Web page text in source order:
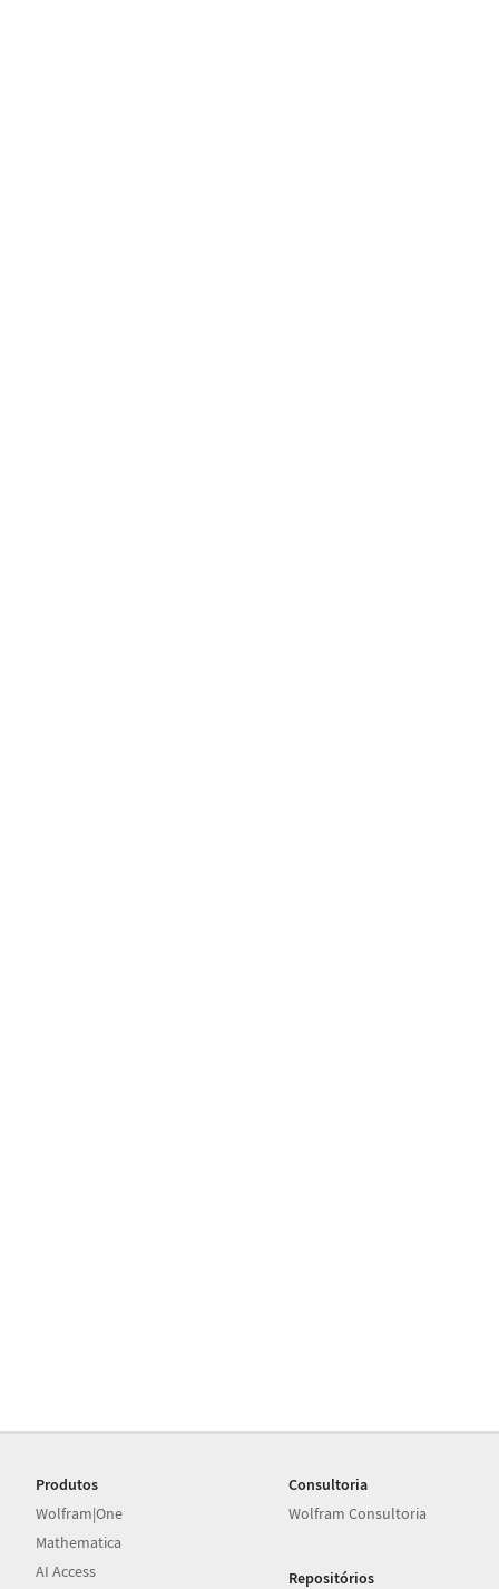
Produtos
Wolfram|One
Mathematica
AI Access
Consultoria
Wolfram Consultoria
Repositórios